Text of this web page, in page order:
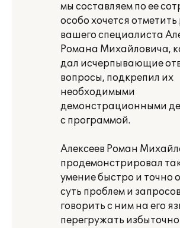
мы составляем по ее
особо хочется
вашего специалиста
Романа Михайловича,
дал исчерпывающие
вопросы, подкрепил их
необходимыми
демонстрационными
с программой.
Алексеев Роман
продемонстрировал
умение быстро и точно
суть проблем и
говорить с ним на его
перегружать